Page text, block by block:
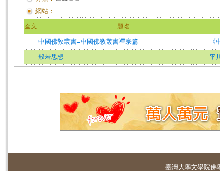
網站：
全文 題名
中國佛敎叢書=中國佛敎叢書禪宗篇 《
般若思想 平
臺灣大學文學院佛